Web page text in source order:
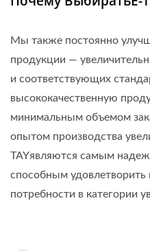
Мы также постоянно
продукции —
и соответствующих
высококачественную
минимальным объемом
опытом производства
TAYявляются самым
способным
потребности в категории